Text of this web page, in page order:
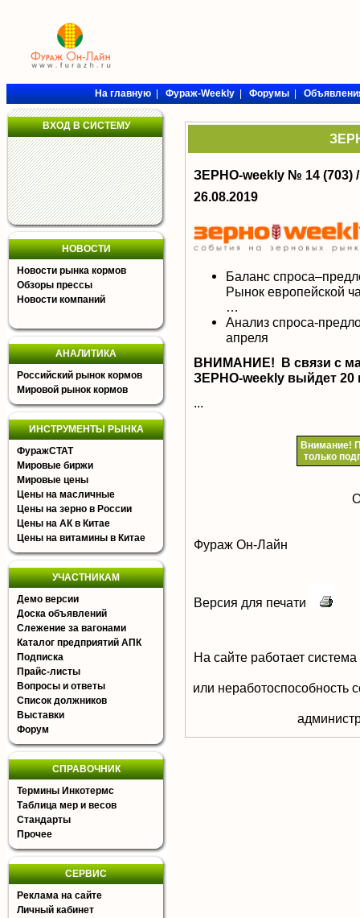
На главную|Фураж-Weekly|Форумы|
ВХОД В СИСТЕМУ
НОВОСТИ
Новости рынка кормов
Обзоры прессы
Новости компаний
АНАЛИТИКА
Российский рынок кормов
Мировой рынок кормов
ИНСТРУМЕНТЫ РЫНКА
ФуражСТАТ
Мировые биржи
Мировые цены
Цены на масличные
Цены на зерно в России
Цены на АК в Китае
Цены на витамины в Китае
УЧАСТНИКАМ
Демо версии
Доска объявлений
Слежение за вагонами
Каталог предприятий АПК
Подписка
Прайс-листы
Вопросы и ответы
Список должников
Выставки
Форум
СПРАВОЧНИК
Термины Инкотермс
Таблица мер и весов
Стандарты
Прочее
СЕРВИС
Реклама на сайте
Личный кабинет
ЗЕРНО-weekly № 14 (703)
26.08.2019
Баланс
Рынок европейской
…
Анализ спроса-
апреля
ВНИМАНИЕ! В связи с
ЗЕРНО-weekly выйдет 20
...
Внимание!
только
Фураж Он-Лайн
Версия для печати
На сайте работает
или неработоспособность